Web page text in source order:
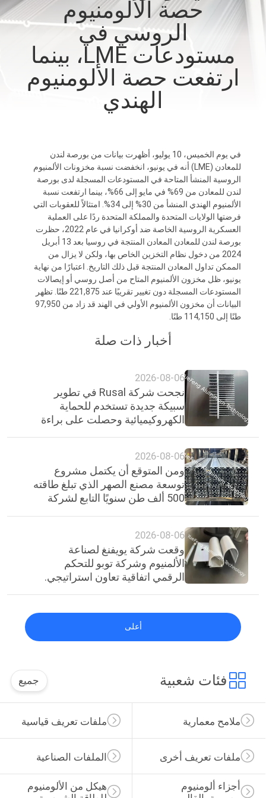
الجودة
عرض
أسعار
خريطة
الموقع
PRIVACY
POLICY
حصة الألومنيوم
الروسي في
مستودعات LME، بينما
ارتفعت حصة الألومنيوم
الهندي
في يوم الخميس، 10 يوليو، أظهرت بيانات من بورصة لندن
للمعادن (LME) أنه في يونيو، انخفضت نسبة مخزونات الألمنيوم
الروسية المنشأ المتاحة في المستودعات المسجلة لدى بورصة
لندن للمعادن من 69% في مايو إلى 66%، بينما ارتفعت نسبة
الألمنيوم الهندي المنشأ من 30% إلى 34%. امتثالاً للعقوبات التي
فرضتها الولايات المتحدة والمملكة المتحدة ردًا على العملية
العسكرية الروسية الخاصة ضد أوكرانيا في عام 2022، حظرت
بورصة لندن للمعادن المعادن المنتجة في روسيا بعد 13 أبريل
2024 من دخول نظام التخزين الخاص بها، ولكن لا يزال من
الممكن تداول المعادن المنتجة قبل ذلك التاريخ. اعتبارًا من نهاية
يونيو، ظل مخزون الألمنيوم المتاح من أصل روسي أو إيصالات
المستودعات المسجلة دون تغيير تقريبًا عند 221,875 طنًا. تظهر
البيانات أن مخزون الألمنيوم الأولي في الهند قد زاد من 97,950
طنًا إلى 114,150 طنًا.
أخبار ذات صلة
2026-08-06
نجحت شركة Rusal في تطوير
سبيكة جديدة تستخدم للحماية
الكهروكيميائية وحصلت على براءة
2026-08-06
ومن المتوقع أن يكتمل مشروع
توسعة مصنع الصهر الذي تبلغ طاقته
500 ألف طن سنويًا التابع لشركة
2026-08-06
وقعت شركة يويفنغ لصناعة
الألمنيوم وشركة توبو للتحكم
الرقمي اتفاقية تعاون استراتيجي.
أعلى
فئات شعبية جميع
ملفات تعريف قياسية ملامح معمارية
الملفات الصناعية ملفات تعريف أخرى
هيكل من الألومنيوم
أجزاء ألومنيوم